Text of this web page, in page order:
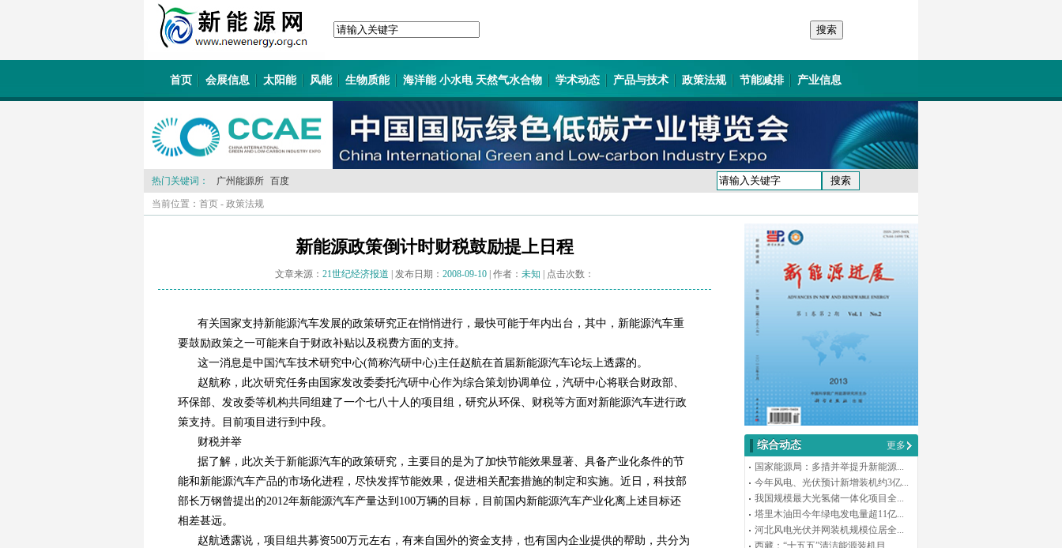
首页 会展信息 太阳能 风能 生物质能 海洋能 小水电 天然气水合物 学术动态 产品与技术 政策法规 节能减排 产业信息
热门关键词： 广州能源所 百度
当前位置： 首页 - 政策法规
新能源政策倒计时财税鼓励提上日程
文章来源： 21世纪经济报道 | 发布日期： 2008-09-10 | 作者： 未知 | 点击次数：
有关国家支持新能源汽车发展的政策研究正在悄悄进行，最快可能于年内出台，其中，新能源汽车重
要鼓励政策之一可能来自于财政补贴以及税费方面的支持。
这一消息是中国汽车技术研究中心(简称汽研中心)主任赵航在首届新能源汽车论坛上透露的。
赵航称，此次研究任务由国家发改委委托汽研中心作为综合策划协调单位，汽研中心将联合财政部、
环保部、发改委等机构共同组建了一个七八十人的项目组，研究从环保、财税等方面对新能源汽车进行政
策支持。目前项目进行到中段。
财税并举
据了解，此次关于新能源汽车的政策研究，主要目的是为了加快节能效果显著、具备产业化条件的节
能和新能源汽车产品的市场化进程，尽快发挥节能效果，促进相关配套措施的制定和实施。近日，科技部
部长万钢曾提出的2012年新能源汽车产量达到100万辆的目标，目前国内新能源汽车产业化离上述目标还
相差甚远。
赵航透露说，项目组共募资500万元左右，有来自国外的资金支持，也有国内企业提供的帮助，共分为
综合动态
更多
国家能源局：多措并举提升新能源...
今年风电、光伏预计新增装机约3亿...
我国规模最大光氢储一体化项目全...
塔里木油田今年绿电发电量超11亿...
河北风电光伏并网装机规模位居全...
西藏：“十五五”清洁能源装机目...